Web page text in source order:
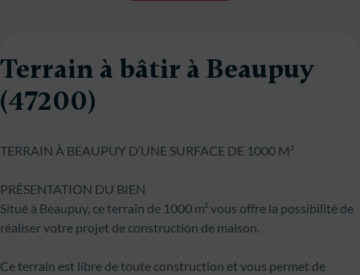
Terrain à bâtir à Beaupuy
(47200)
TERRAIN À BEAUPUY D’UNE SURFACE DE 1000 M²
PRÉSENTATION DU BIEN
Situé à Beaupuy, ce terrain de 1000 m² vous offre la possibilité de
réaliser votre projet de construction de maison.
Ce terrain est libre de toute construction et vous permet de